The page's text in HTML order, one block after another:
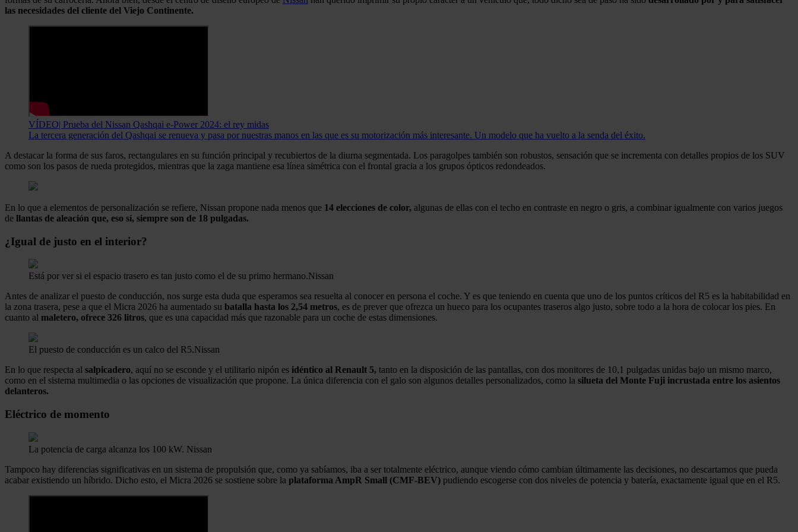
las necesidades del cliente del Viejo Continente.
VÍDEO| Prueba del Nissan Qashqai e-Power 2024: el rey midas
La tercera generación del Qashqai se renueva y pasa por nuestras manos en las que es su motorización más interesante. Un modelo que ha vuelto a la senda del éxito.
A destacar la forma de sus faros, rectangulares en su función principal y recubiertos de la diurna segmentada. Los paragolpes también son robustos, sensación que se incrementa con detalles propios de los SUV
como son los pasos de rueda protegidos, mientras que la zaga mantiene esa línea simétrica con el frontal gracia a los grupos ópticos redondeados.
En lo que a elementos de personalización se refiere, Nissan propone nada menos que 14 elecciones de color, algunas de ellas con el techo en contraste en negro o gris, a combinar igualmente con varios juegos
de llantas de aleación que, eso sí, siempre son de 18 pulgadas.
¿Igual de justo en el interior?
Está por ver si el espacio trasero es tan justo como el de su primo hermano.Nissan
Antes de analizar el puesto de conducción, nos surge esta duda que esperamos sea resuelta al conocer en persona el coche. Y es que teniendo en cuenta que uno de los puntos críticos del R5 es la habitabilidad en
la zona trasera, pese a que el Micra 2026 ha aumentado su batalla hasta los 2,54 metros, es de prever que ofrezca un hueco para los ocupantes traseros algo justo, sobre todo a la hora de colocar los pies. En
cuanto al maletero, ofrece 326 litros, que es una capacidad más que razonable para un coche de estas dimensiones.
El puesto de conducción es un calco del R5.Nissan
En lo que respecta al salpicadero, aquí no se esconde y el utilitario nipón es idéntico al Renault 5, tanto en la disposición de las pantallas, con dos monitores de 10,1 pulgadas unidas bajo un mismo marco,
como en el sistema multimedia o las opciones de visualización que propone. La única diferencia con el galo son algunos detalles personalizados, como la silueta del Monte Fuji incrustada entre los asientos
delanteros.
Eléctrico de momento
La potencia de carga alcanza los 100 kW. Nissan
Tampoco hay diferencias significativas en un sistema de propulsión que, como ya sabíamos, iba a ser totalmente eléctrico, aunque viendo cómo cambian últimamente las decisiones, no descartamos que pueda
acabar existiendo un híbrido. Dicho esto, el Micra 2026 se sostiene sobre la plataforma AmpR Small (CMF-BEV) pudiendo escogerse con dos niveles de potencia y batería, exactamente igual que en el R5.